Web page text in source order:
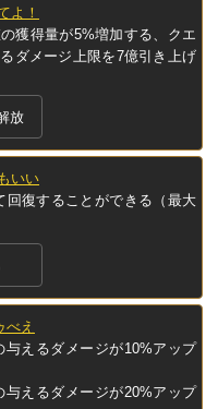
よ！
獲得量が5%増加する、クエ
ダメージ上限を7億引き上げ
放
いい
回復することができる（最大
べえ
与えるダメージが10%アップ
与えるダメージが20%アップ